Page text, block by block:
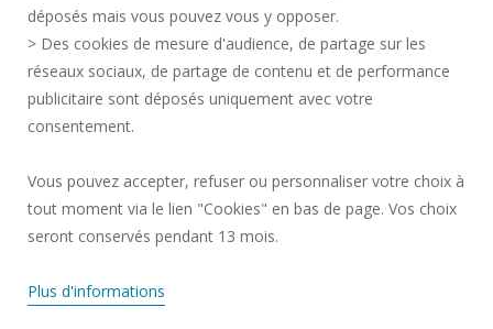
SERVICES PUBLICS +
CONTACTS
Rejoignez-nous!
déposés mais vous pouvez vous y opposer.
> Des cookies de mesure d'audience, de partage sur les
réseaux sociaux, de partage de contenu et de performance
publicitaire sont déposés uniquement avec votre
consentement.
Vous pouvez accepter, refuser ou personnaliser votre choix à
tout moment via le lien "Cookies" en bas de page. Vos choix
seront conservés pendant 13 mois.
Plus d'informations